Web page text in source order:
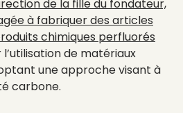
de la fille du fondateur,
à fabriquer des articles
chimiques perfluorés
de matériaux
une approche visant à
carbone.